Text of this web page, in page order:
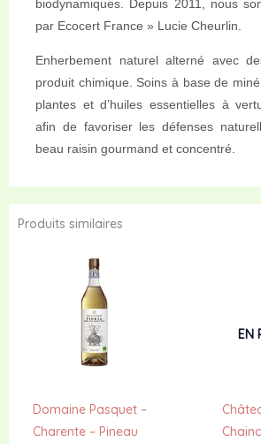
biodynamiques. Depuis 2011, nous
par Ecocert France » Lucie Cheurlin.
Enherbement naturel alterné avec
produit chimique. Soins à base de
plantes et d’huiles essentielles à
afin de favoriser les défenses
beau raisin gourmand et concentré.
Produits similaires
Domaine Pasquet –
Charente – Pineau
EN